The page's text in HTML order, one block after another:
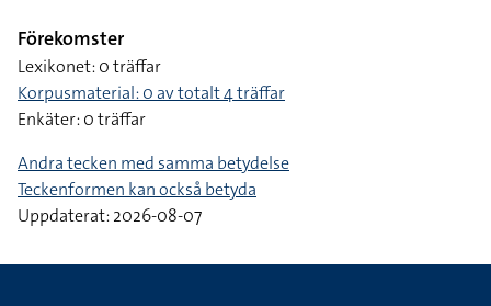
Förekomster
Lexikonet: 0 träffar
Korpusmaterial: 0 av totalt 4 träffar
Enkäter: 0 träffar
Andra tecken med samma betydelse
Teckenformen kan också betyda
Uppdaterat: 2026-08-07